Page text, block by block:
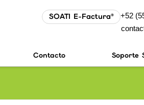
SOATI E-Factura®
+52
Contacto Soporte